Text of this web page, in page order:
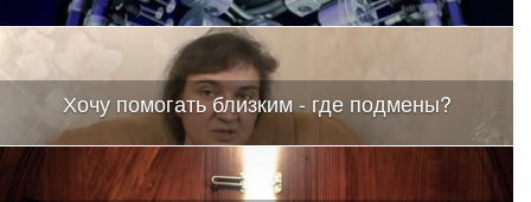
Хочу помогать близким - где подмены?